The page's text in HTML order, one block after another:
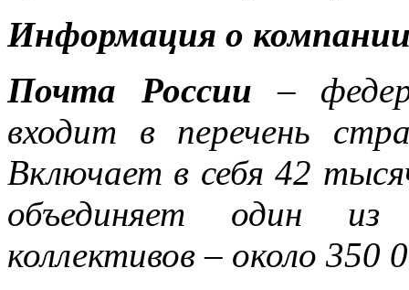
Информация о
Почта России –
входит в перечень
Включает в себя 42
объединяет один
коллективов – около